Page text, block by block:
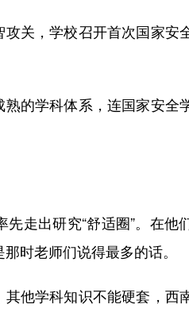
关，学校召开首次国家安
的学科体系，连国家安全
走出研究“舒适圈”。在他
时老师们说得最多的话。
他学科知识不能硬套，西